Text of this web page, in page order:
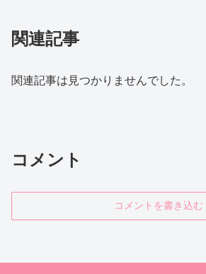
関連記事
関連記事は見つかりませんでした。
コメント
コメントを書き込む